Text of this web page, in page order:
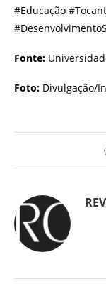
#Educação
Fonte:
Foto: Divulgação/